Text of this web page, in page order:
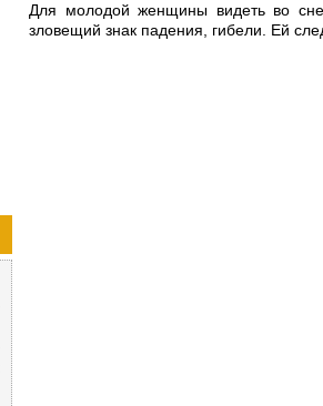
Для молодой женщины видеть во
зловещий знак падения, гибели. Ей